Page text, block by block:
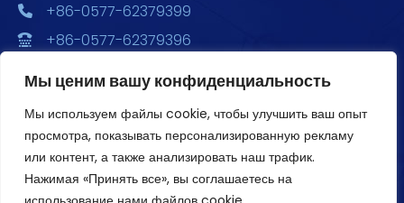
Мы ценим вашу конфиденциальность
Мы используем файлы cookie, чтобы улучшить ваш опыт
просмотра, показывать персонализированную рекламу
или контент, а также анализировать наш трафик.
Нажимая «Принять все», вы соглашаетесь на
+86-0577-62379399
+86-0577-62379396
ул. Сюян, 6688, Главный парк экономического
развития, здания 2, 3, и 4, офис 1801